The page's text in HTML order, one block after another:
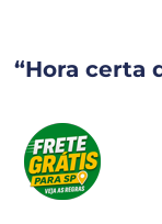
“Hora certa